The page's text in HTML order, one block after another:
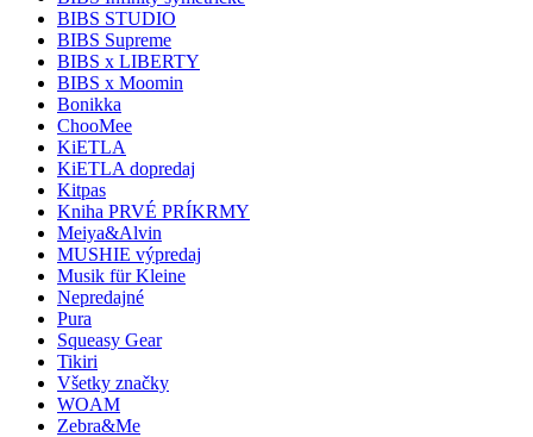
BIBS STUDIO
BIBS Supreme
BIBS x LIBERTY
BIBS x Moomin
Bonikka
ChooMee
KiETLA
KiETLA dopredaj
Kitpas
Kniha PRVÉ PRÍKRMY
Meiya&Alvin
MUSHIE výpredaj
Musik für Kleine
Nepredajné
Pura
Squeasy Gear
Tikiri
Všetky značky
WOAM
Zebra&Me